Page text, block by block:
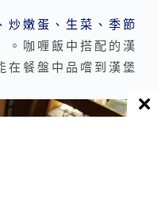
炒嫩蛋、生菜、季節
。咖喱飯中搭配的漢
在餐盤中品嚐到漢堡